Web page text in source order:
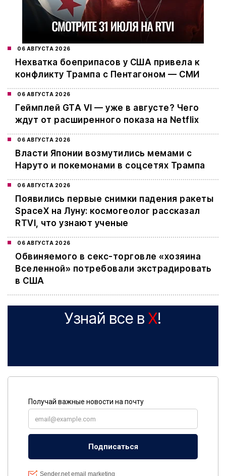
06 АВГУСТА 2026
Нехватка боеприпасов у США привела к
конфликту Трампа с Пентагоном — СМИ
06 АВГУСТА 2026
Геймплей GTA VI — уже в августе? Чего
ждут от расширенного показа на Netflix
06 АВГУСТА 2026
Власти Японии возмутились мемами с
Наруто и покемонами в соцсетях Трампа
06 АВГУСТА 2026
Появились первые снимки падения ракеты
SpaceX на Луну: космогеолог рассказал
RTVI, что узнают ученые
06 АВГУСТА 2026
Обвиняемого в секс-торговле «хозяина
Вселенной» потребовали экстрадировать
в США
Узнай все в X!